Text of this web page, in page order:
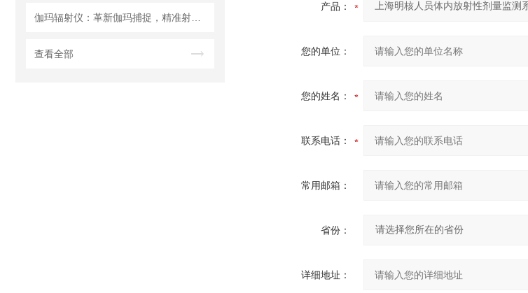
查看全部
产品：
您的单位：
您的姓名：
联系电话：
常用邮箱：
省份：
详细地址：